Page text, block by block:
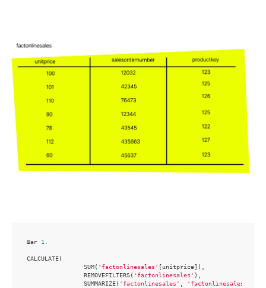
Шаг 1
CALCULATE(
                SUM(
'factonlinesales' [unitprice]),
                REMOVEFILTERS(
'factonlinesales' ),
                SUMMARIZE(
'factonlinesales' 'factonlinesales'